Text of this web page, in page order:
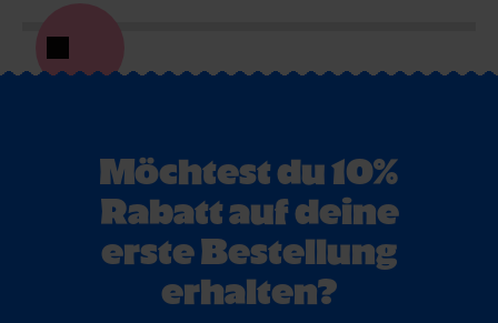
Möchtest du 10%
Rabatt auf deine
erste Bestellung
erhalten?